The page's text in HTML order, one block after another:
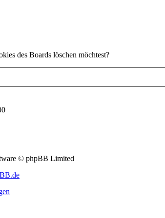
des Boards löschen möchtest?
© phpBB Limited